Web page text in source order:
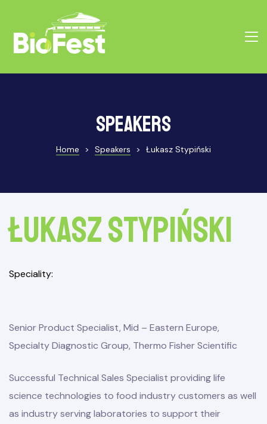
Speakers
Home > Speakers > Łukasz Stypiński
Łukasz Stypiński
Speciality
Senior Product Specialist, Mid – Eastern Europe,
Specialty Diagnostic Group, Thermo Fisher Scientific
Successful Technical Sales Specialist providing life
science technologies to food industry customers as well
as industry serving laboratories to support their